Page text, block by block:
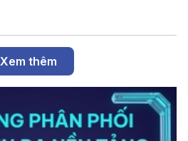
Xem thêm